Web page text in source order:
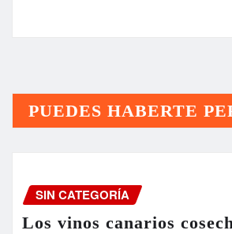
PUEDES HABERTE
SIN CATEGORÍA
Los vinos canarios